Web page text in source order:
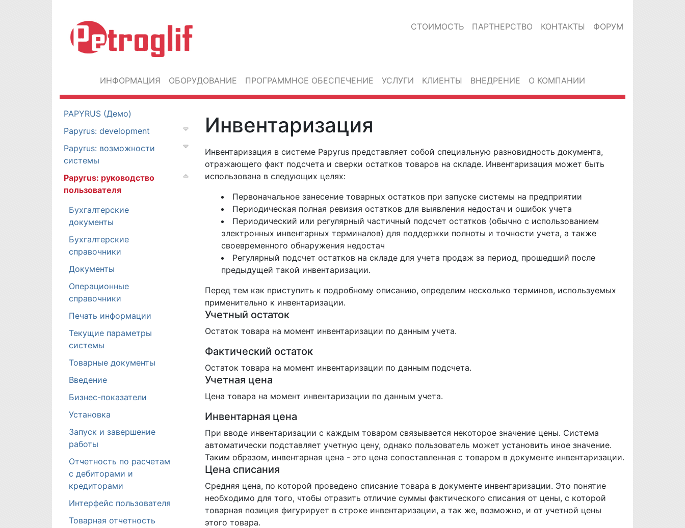
СТОИМОСТЬ ПАРТНЕРСТВО КОНТАКТЫ ФОРУМ
ИНФОРМАЦИЯ ОБОРУДОВАНИЕ ПРОГРАММНОЕ ОБЕСПЕЧЕНИЕ УСЛУГИ КЛИЕНТЫ ВНЕДРЕНИЕ О КОМПАНИИ
PAPYRUS (Демо)
Papyrus: development
Papyrus: возможности
системы
Papyrus: руководство
пользователя
Бухгалтерские
документы
Бухгалтерские
справочники
Документы
Операционные
справочники
Печать информации
Текущие параметры
системы
Товарные документы
Введение
Бизнес-показатели
Установка
Запуск и завершение
работы
Отчетность по расчетам
с дебиторами и
кредиторами
Интерфейс пользователя
Товарная отчетность
Инвентаризация
Инвентаризация в системе Papyrus представляет собой специальную разновидность документа,
отражающего факт подсчета и сверки остатков товаров на складе. Инвентаризация может быть
использована в следующих целях:
Первоначальное занесение товарных остатков при запуске системы на предприятии
Периодическая полная ревизия остатков для выявления недостач и ошибок учета
Периодический или регулярный частичный подсчет остатков (обычно с использованием
электронных инвентарных терминалов) для поддержки полноты и точности учета, а также
своевременного обнаружения недостач
Регулярный подсчет остатков на складе для учета продаж за период, прошедший после
предыдущей такой инвентаризации.
Перед тем как приступить к подробному описанию, определим несколько терминов, используемых
применительно к инвентаризации.
Учетный остаток
Остаток товара на момент инвентаризации по данным учета.
Фактический остаток
Остаток товара на момент инвентаризации по данным подсчета.
Учетная цена
Цена товара на момент инвентаризации по данным учета.
Инвентарная цена
При вводе инвентаризации с каждым товаром связывается некоторое значение цены. Система
автоматически подставляет учетную цену, однако пользователь может установить иное значение.
Таким образом, инвентарная цена - это цена сопоставленная с товаром в документе инвентаризации.
Цена списания
Средняя цена, по которой проведено списание товара в документе инвентаризации. Это понятие
необходимо для того, чтобы отразить отличие суммы фактического списания от цены, с которой
товарная позиция фигурирует в строке инвентаризации, а так же, возможно, и от учетной цены
этого товара.